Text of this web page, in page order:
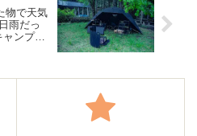
物で天気
雨だっ
ャンプ